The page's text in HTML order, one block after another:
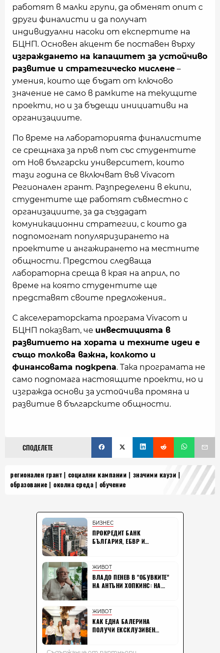
работят в малки групи, да обменят опит с
други финалисти и да получат
индивидуални насоки от експертите на
БЦНП. Основен акцент бе поставен върху
изграждането на капацитет за устойчиво
развитие и стратегическо мислене –
умения, които ще бъдат от ключово
значение не само в рамките на текущите
проекти, но и за бъдещи инициативи на
организациите.
По време на лабораторията финалистите
се срещнаха за пръв път със студентите
от Нов български университет, които
тази година се включват във Vivacom
Регионален грант. Разпределени в екипи,
студентите ще работят съвместно с
организациите, за да създадат
комуникационни стратегии, с които да
подпомогнат популяризирането на
проектите и ангажирането на местните
общности. Предстои следваща
лабораторна среща в края на април, по
време на която студентите ще
представят своите предложения..
С акселераторската програма Vivacom и
БЦНП показват, че инвестицията в
развитието на хората и техните идеи е
също толкова важна, колкото и
финансовата подкрепа. Така програмата не
само подпомага настоящите проекти, но и
изгражда основи за устойчива промяна и
развитие в българските общности.
СПОДЕЛЕТЕ
регионален грант социални кампании
значими каузи
образование
околна среда обучение